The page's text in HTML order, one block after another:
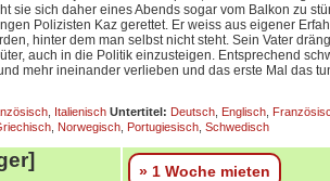
sie sich daher eines Abends sogar vom Balkon zu
Polizisten Kaz gerettet. Er weiss aus eigener
hinter dem man selbst nicht steht. Sein Vater
auch in die Politik einzusteigen. Entsprechend
mehr ineinander verlieben und das erste Mal das
Italienisch Untertitel: Deutsch Englisch
Norwegisch Portugiesisch Schwedisch
» 1 Woche mieten